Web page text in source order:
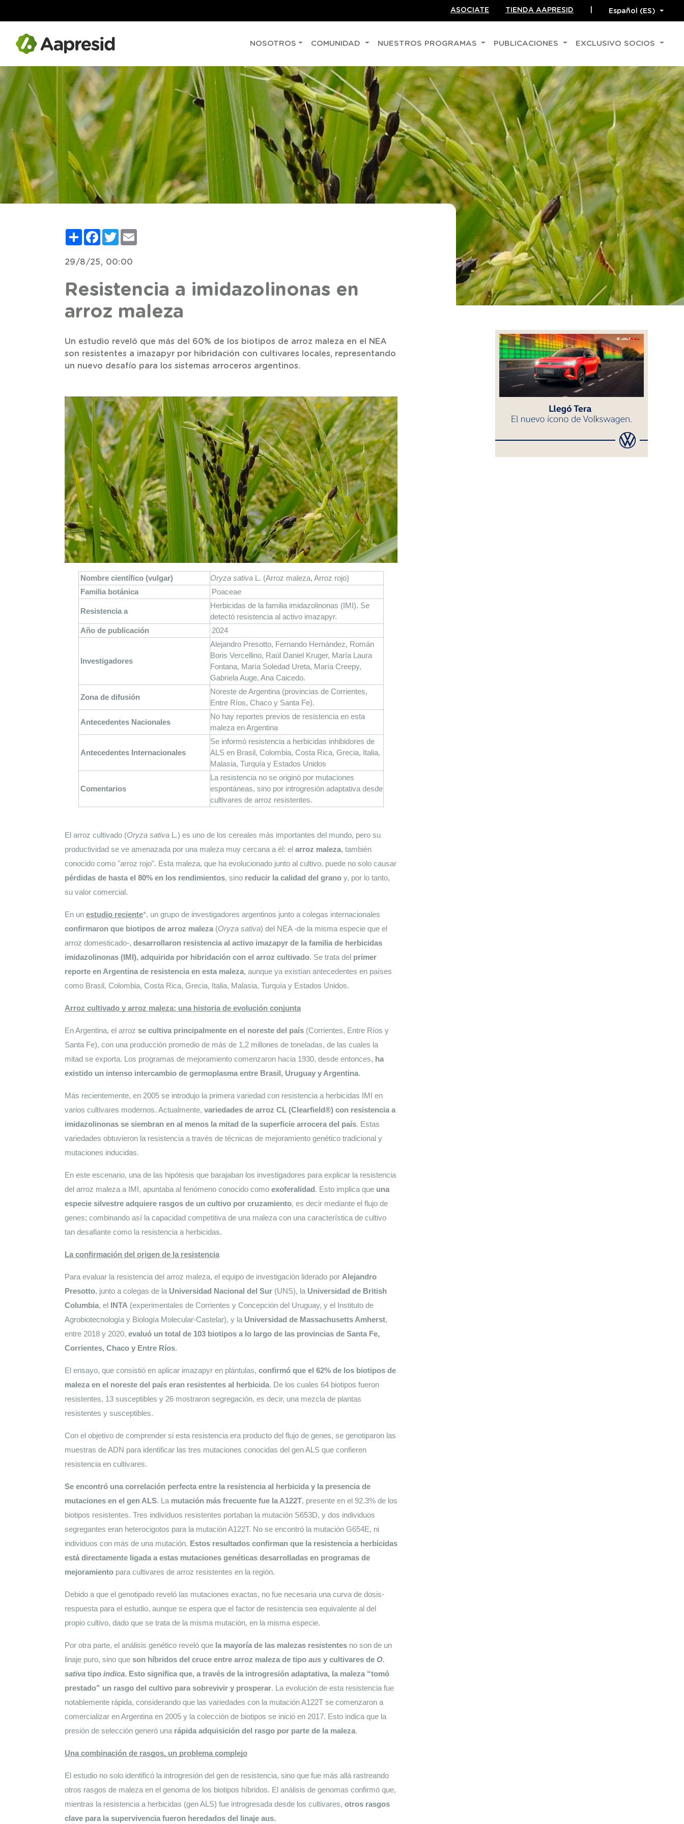
ASOCIATE TIENDA AAPRESID
NOSOTROS COMUNIDAD NUESTROS PROGRAMAS PUBLICACIONES EXCLUSIVO SOCIOS
Compartir
Facebook
Twitter
29/8/25, 00:00
Resistencia a imidazolinonas en
arroz maleza
Un estudio reveló que más del 60% de los biotipos de arroz maleza en el NEA
son resistentes a imazapyr por hibridación con cultivares locales, representando
un nuevo desafío para los sistemas arroceros argentinos.
Nombre científico (vulgar) Oryza sativa L. (Arroz maleza, Arroz rojo)
Familia botánica
Poaceae
Resistencia a
Herbicidas de la familia imidazolinonas (IMI). Se
detectó resistencia al activo imazapyr.
Año de publicación
2024
Investigadores
Alejandro Presotto, Fernando Hernández, Román
Boris Vercellino, Raúl Daniel Kruger, María Laura
Fontana, María Soledad Ureta, María Creepy,
Gabriela Auge, Ana Caicedo.
Zona de difusión
Noreste de Argentina (provincias de Corrientes,
Entre Ríos, Chaco y Santa Fe).
Antecedentes Nacionales
No hay reportes previos de resistencia en esta
maleza en Argentina
Antecedentes Internacionales
Se informó resistencia a herbicidas inhibidores de
ALS en Brasil, Colombia, Costa Rica, Grecia, Italia,
Malasia, Turquía y Estados Unidos
Comentarios
La resistencia no se originó por mutaciones
espontáneas, sino por introgresión adaptativa desde
cultivares de arroz resistentes.
El arroz cultivado (Oryza sativa L.) es uno de los cereales más importantes del mundo, pero su
productividad se ve amenazada por una maleza muy cercana a él: el arroz maleza, también
conocido como "arroz rojo". Esta maleza, que ha evolucionado junto al cultivo, puede no solo causar
pérdidas de hasta el 80% en los rendimientos, sino reducir la calidad del grano y, por lo tanto,
su valor comercial.
En un estudio reciente
confirmaron que biotipos de arroz maleza (Oryza sativa) del NEA -de la misma especie que el
arroz domesticado-, desarrollaron resistencia al activo imazapyr de la familia de herbicidas
imidazolinonas (IMI), adquirida por hibridación con el arroz cultivado. Se trata del primer
reporte en Argentina de resistencia en esta maleza, aunque ya existían antecedentes en países
como Brasil, Colombia, Costa Rica, Grecia, Italia, Malasia, Turquía y Estados Unidos.
Arroz cultivado y arroz maleza: una historia de evolución conjunta
En Argentina, el arroz se cultiva principalmente en el noreste del país (Corrientes, Entre Ríos y
Santa Fe), con una producción promedio de más de 1,2 millones de toneladas, de las cuales la
mitad se exporta. Los programas de mejoramiento comenzaron hacia 1930, desde entonces, ha
existido un intenso intercambio de germoplasma entre Brasil, Uruguay y Argentina.
Más recientemente, en 2005 se introdujo la primera variedad con resistencia a herbicidas IMI en
varios cultivares modernos. Actualmente, variedades de arroz CL (Clearfield®) con resistencia a
imidazolinonas se siembran en al menos la mitad de la superficie arrocera del país. Estas
variedades obtuvieron la resistencia a través de técnicas de mejoramiento genético tradicional y
mutaciones inducidas.
En este escenario, una de las hipótesis que barajaban los investigadores para explicar la resistencia
del arroz maleza a IMI, apuntaba al fenómeno conocido como exoferalidad . Esto implica que una
especie silvestre adquiere rasgos de un cultivo por cruzamiento, es decir mediante el flujo de
genes; combinando así la capacidad competitiva de una maleza con una característica de cultivo
tan desafiante como la resistencia a herbicidas.
La confirmación del origen de la resistencia
Para evaluar la resistencia del arroz maleza, el equipo de investigación liderado por Alejandro
Presotto, junto a colegas de la Universidad Nacional del Sur (UNS), la Universidad de British
Columbia, el INTA (experimentales de Corrientes y Concepción del Uruguay, y el Instituto de
Agrobiotecnología y Biología Molecular-Castelar), y la Universidad de Massachusetts Amherst,
entre 2018 y 2020, evaluó un total de 103 biotipos a lo largo de las provincias de Santa Fe,
Corrientes, Chaco y Entre Ríos.
El ensayo, que consistió en aplicar imazapyr en plántulas, confirmó que el 62% de los biotipos de
maleza en el noreste del país eran resistentes al herbicida. De los cuales 64 biotipos fueron
resistentes, 13 susceptibles y 26 mostraron segregación, es decir, una mezcla de plantas
resistentes y susceptibles.
Con el objetivo de comprender si esta resistencia era producto del flujo de genes, se genotiparon las
muestras de ADN para identificar las tres mutaciones conocidas del gen ALS que confieren
resistencia en cultivares.
Se encontró una correlación perfecta entre la resistencia al herbicida y la presencia de
mutaciones en el gen ALS. La mutación más frecuente fue la A122T, presente en el 92.3% de los
biotipos resistentes. Tres individuos resistentes portaban la mutación S653D, y dos individuos
segregantes eran heterocigotos para la mutación A122T. No se encontró la mutación G654E, ni
individuos con más de una mutación. Estos resultados confirman que la resistencia a herbicidas
está directamente ligada a estas mutaciones genéticas desarrolladas en programas de
mejoramiento para cultivares de arroz resistentes en la región.
Debido a que el genotipado reveló las mutaciones exactas, no fue necesaria una curva de dosis-
respuesta para el estudio, aunque se espera que el factor de resistencia sea equivalente al del
propio cultivo, dado que se trata de la misma mutación, en la misma especie.
Por otra parte, el análisis genético reveló que la mayoría de las malezas resistentes no son de un
linaje puro, sino que son híbridos del cruce entre arroz maleza de tipo aus y cultivares de O.
sativa tipo indica. Esto significa que, a través de la introgresión adaptativa, la maleza “tomó
prestado” un rasgo del cultivo para sobrevivir y prosperar. La evolución de esta resistencia fue
notablemente rápida, considerando que las variedades con la mutación A122T se comenzaron a
comercializar en Argentina en 2005 y la colección de biotipos se inició en 2017. Esto indica que la
presión de selección generó una rápida adquisición del rasgo por parte de la maleza.
Una combinación de rasgos, un problema complejo
El estudio no solo identificó la introgresión del gen de resistencia, sino que fue más allá rastreando
otros rasgos de maleza en el genoma de los biotipos híbridos. El análisis de genomas confirmó que,
mientras la resistencia a herbicidas (gen ALS) fue introgresada desde los cultivares, otros rasgos
clave para la supervivencia fueron heredados del linaje aus.